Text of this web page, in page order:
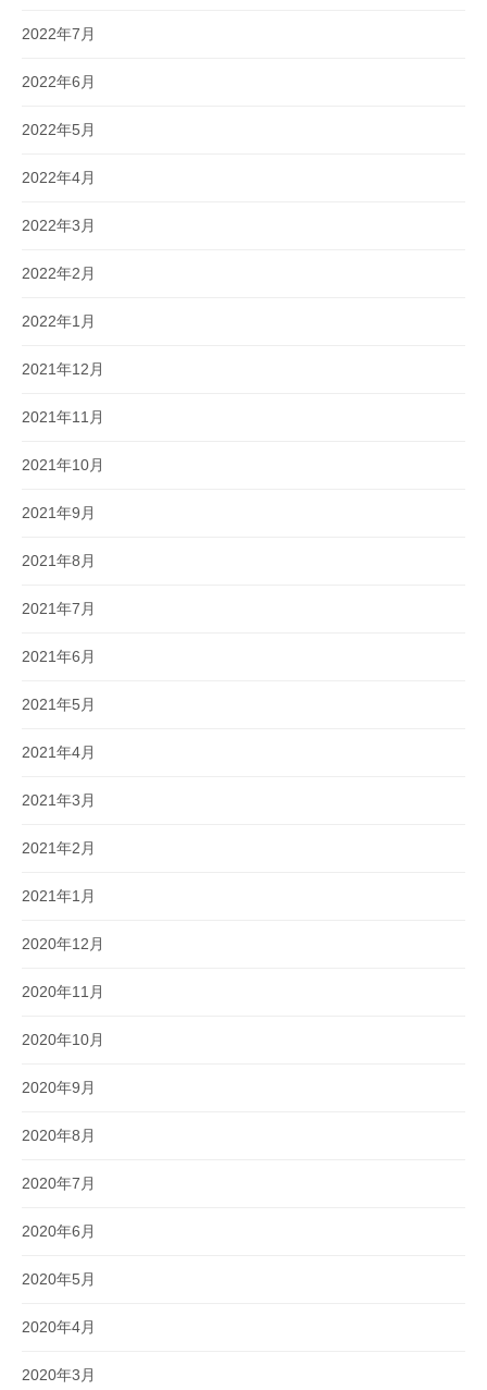
2022年7月
2022年6月
2022年5月
2022年4月
2022年3月
2022年2月
2022年1月
2021年12月
2021年11月
2021年10月
2021年9月
2021年8月
2021年7月
2021年6月
2021年5月
2021年4月
2021年3月
2021年2月
2021年1月
2020年12月
2020年11月
2020年10月
2020年9月
2020年8月
2020年7月
2020年6月
2020年5月
2020年4月
2020年3月